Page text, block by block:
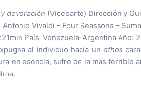
y devoración (Videoarte) Dirección y
Vivaldi – Four Seassons –
País: Venezuela-Argentina Año:
al individuo hacia un ethos
en esencia, sufre de la más terrible